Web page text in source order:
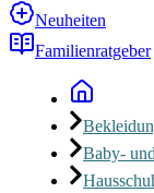
Neuheiten
Familienratgeber
Baby-